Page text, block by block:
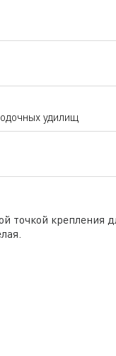
удилищ
точкой крепления